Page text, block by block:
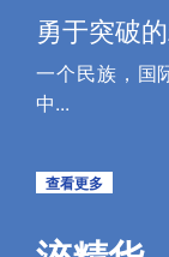
勇于突破
一个民族，国
中...
查看更多